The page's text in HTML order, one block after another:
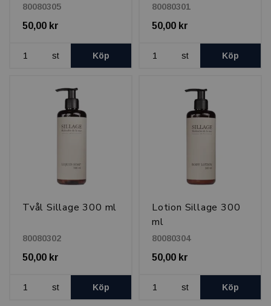
80080305
50,00 kr
st Köp
80080301
50,00 kr
st Köp
Tvål Sillage 300 ml
80080302
50,00 kr
st Köp
Lotion Sillage 300
ml
80080304
50,00 kr
st Köp